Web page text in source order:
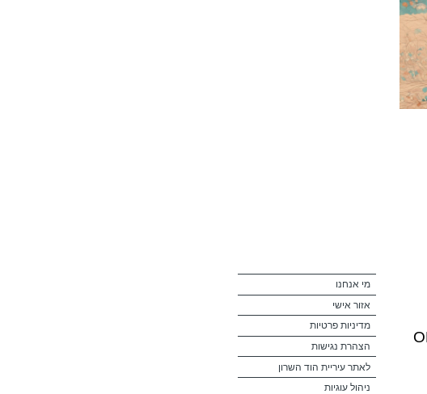
מי אנחנו
אזור אישי
מדיניות פרטיות
הצהרת נגישות
לאתר עיריית הוד השרון
ניהול עוגיות